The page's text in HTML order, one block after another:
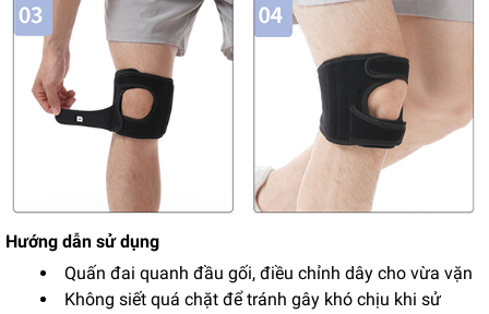
Hướng dẫn sử dụng
Quấn đai quanh đầu gối, điều chỉnh dây cho vừa vặn
Không siết quá chặt để tránh gây khó chịu khi sử